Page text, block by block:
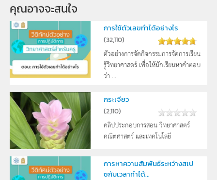
คุณอาจจะสนใจ
การใช้ตัวเลขทำได้อย่างไร
(32,110)
ตัวอย่างการจัดกิจกรรมการจัดการเรียน
รู้วิทยาศาสตร์ เพื่อให้นักเรียนหาคำตอบ
ว่า ...
กระเจียว
(2,110)
คลิปประกอบการสอน วิทยาศาสตร์
คณิตศาสตร์ และเทคโนโลยี
การหาความสัมพันธ์ระหว่างสเป
ซกับเวลาทำได้...